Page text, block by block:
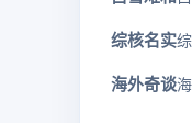
综核名实
海外奇谈